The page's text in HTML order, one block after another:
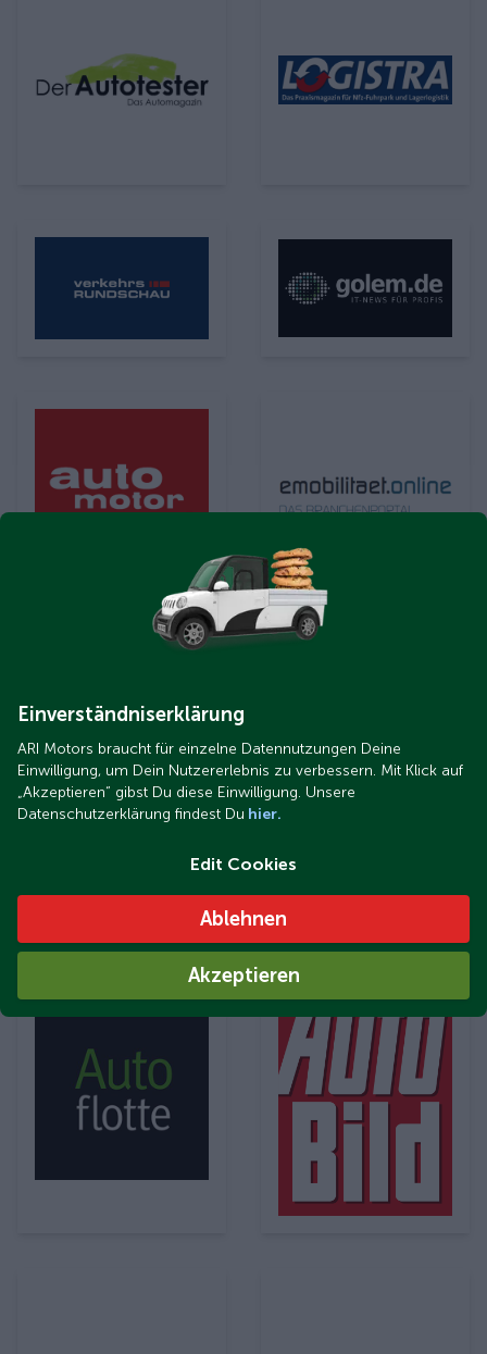
Einverständniserklärung
ARI Motors braucht für einzelne Datennutzungen Deine
Einwilligung, um Dein Nutzererlebnis zu verbessern. Mit Klick auf
„Akzeptieren“ gibst Du diese Einwilligung. Unsere
Datenschutzerklärung findest Du hier.
Edit Cookies
Ablehnen
Akzeptieren